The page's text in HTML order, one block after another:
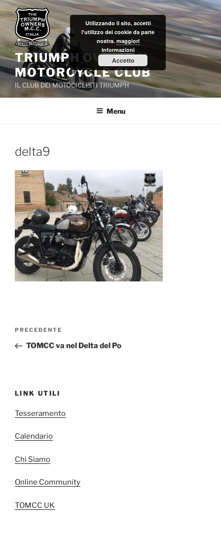
Salta
al
contenuto
TRIUMPH OWNERS'
MOTORCYCLE CLUB
IL CLUB DEI MOTOCICLISTI TRIUMPH
Menu
delta9
Navigazione
Articolo
precedente:
PRECEDENTE
TOMCC va nel Delta del Po
LINK UTILI
Tesseramento
Calendario
Chi Siamo
Online Community
TOMCC UK
Utilizzando il sito, accetti
l'utilizzo dei cookie da parte
nostra. maggiori
informazioni
Accetto